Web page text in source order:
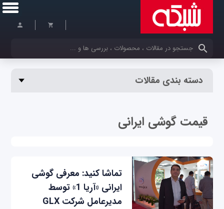
کلمات کلیدی خود را وارد کنید
دسته بندی مقالات
قیمت گوشی ایرانی
تماشا کنید: معرفی گوشی
ایرانی «آریا 1» توسط
مدیرعامل شرکت GLX